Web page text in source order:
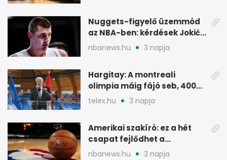
Nuggets-figyelő üzemmód
az NBA-ben: kérdések Jokić
jövőjéről
nbanews.hu 3 napja
Hargitay: A montreali
olimpia máig fájó seb, 400
vegyesen 4. lett
telex.hu 3 napja
Amerikai szakíró: ez a hét
csapat fejlődhet a
legtöbbet az NBA-ben
nbanews.hu 3 napja